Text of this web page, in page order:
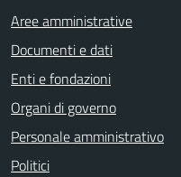
Aree amministrative
Documenti e dati
Enti e fondazioni
Organi di governo
Personale amministrativo
Politici